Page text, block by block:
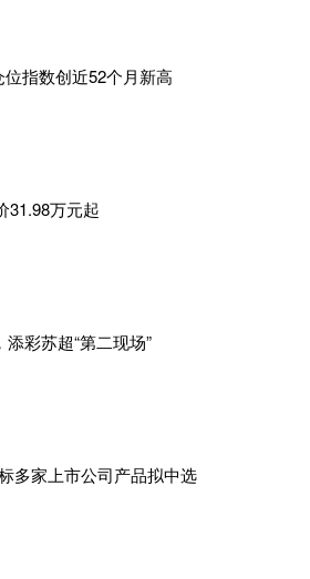
指数创近52个月新高
31.98万元起
彩苏超“第二现场”
多家上市公司产品拟中选